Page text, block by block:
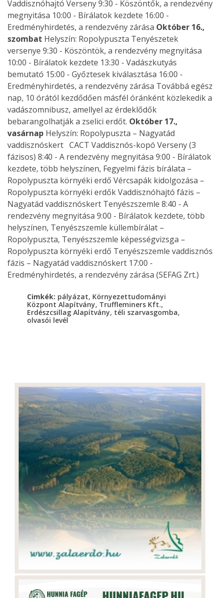
Vaddisznóhajtó Verseny 9:30 - Köszöntők, a rendezvény
megnyitása 10:00 - Bírálatok kezdete 16:00 -
Eredményhirdetés, a rendezvény zárása Október 16.,
szombat Helyszín: Ropolypuszta Tenyészetek
versenye 9:30 - Köszöntök, a rendezvény megnyitása
10:00 - Bírálatok kezdete 13:30 - Vadászkutyás
bemutató 15:00 - Győztesek kiválasztása 16:00 -
Eredményhirdetés, a rendezvény zárása Továbbá egész
nap, 10 órától kezdődően másfél óránként közlekedik a
vadászomnibusz, amellyel az érdeklődők
bebarangolhatják a zselici erdőt. Október 17.,
vasárnap Helyszín: Ropolypuszta – Nagyatád
vaddisznóskert CACT Vaddisznós-kopó Verseny (3
fázisos) 8:40 - A rendezvény megnyitása 9:00 - Bírálatok
kezdete, több helyszínen, Fegyelmi fázis bírálata –
Ropolypuszta környéki erdő Vércsapák kidolgozása –
Ropolypuszta környéki erdők Vaddisznóhajtó fázis –
Nagyatád vaddisznóskert Tenyészszemle 8:40 - A
rendezvény megnyitása 9:00 - Bírálatok kezdete, több
helyszínen, Tenyészszemle küllembírálat –
Ropolypuszta, Tenyészszemle képességvizsga –
Ropolypuszta környéki erdő Tenyészszemle vaddisznós
fázis – Nagyatád vaddisznóskert 17:00 -
Eredményhirdetés, a rendezvény zárása (SEFAG Zrt.)
Cimkék: pályázat, Környezettudományi
Központ Alapítvány, Truffleminers Kft.,
Erdészcsillag Alapítvány, téli szarvasgomba,
olvasói levél